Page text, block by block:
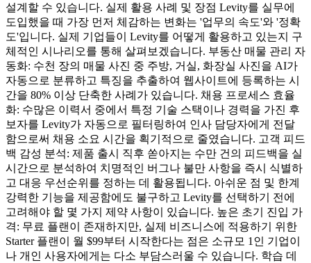
설계할 수 있습니다. 실제 활용 사례 및 장점 Levity를 실무에
도입했을 때 가장 먼저 체감하는 변화는 '업무의 속도'와 '정확
도'입니다. 실제 기업들이 Levity를 어떻게 활용하고 있는지 구
체적인 시나리오를 통해 살펴보겠습니다. 부동산 매물 관리 자
동화: 수천 장의 매물 사진 중 주방, 거실, 화장실 사진을 AI가
자동으로 분류하고 특징을 추출하여 웹사이트에 등록하는 시
간을 80% 이상 단축한 사례가 있습니다. 채용 프로세스 효율
화: 수많은 이력서 중에서 특정 기술 스택이나 경력을 가진 후
보자를 Levity가 자동으로 필터링하여 인사 담당자에게 전달
함으로써 채용 소요 시간을 획기적으로 줄였습니다. 고객 피드
백 감성 분석: 제품 출시 직후 쏟아지는 수만 건의 피드백을 실
시간으로 분석하여 치명적인 버그나 불만 사항을 즉시 식별하
고 대응 우선순위를 정하는 데 활용됩니다. 아쉬운 점 및 한계
강력한 기능을 제공함에도 불구하고 Levity를 선택하기 전에
고려해야 할 몇 가지 제약 사항이 있습니다. 높은 초기 진입 가
격: 무료 플랜이 존재하지만, 실제 비즈니스에 적용하기 위한
Starter 플랜이 월 $99부터 시작한다는 점은 소규모 1인 기업이
나 개인 사용자에게는 다소 부담스러울 수 있습니다. 학습 데